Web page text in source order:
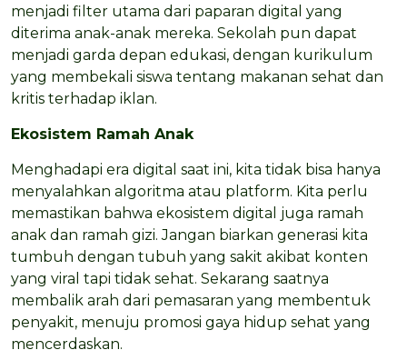
menjadi filter utama dari paparan digital yang
diterima anak-anak mereka. Sekolah pun dapat
menjadi garda depan edukasi, dengan kurikulum
yang membekali siswa tentang makanan sehat dan
kritis terhadap iklan.
Ekosistem Ramah Anak
Menghadapi era digital saat ini, kita tidak bisa hanya
menyalahkan algoritma atau platform. Kita perlu
memastikan bahwa ekosistem digital juga ramah
anak dan ramah gizi. Jangan biarkan generasi kita
tumbuh dengan tubuh yang sakit akibat konten
yang viral tapi tidak sehat. Sekarang saatnya
membalik arah dari pemasaran yang membentuk
penyakit, menuju promosi gaya hidup sehat yang
mencerdaskan.